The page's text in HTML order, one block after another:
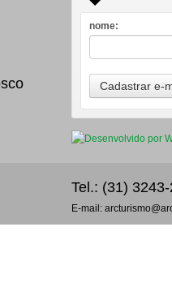
nome:
Tel.: (31)
E-mail: